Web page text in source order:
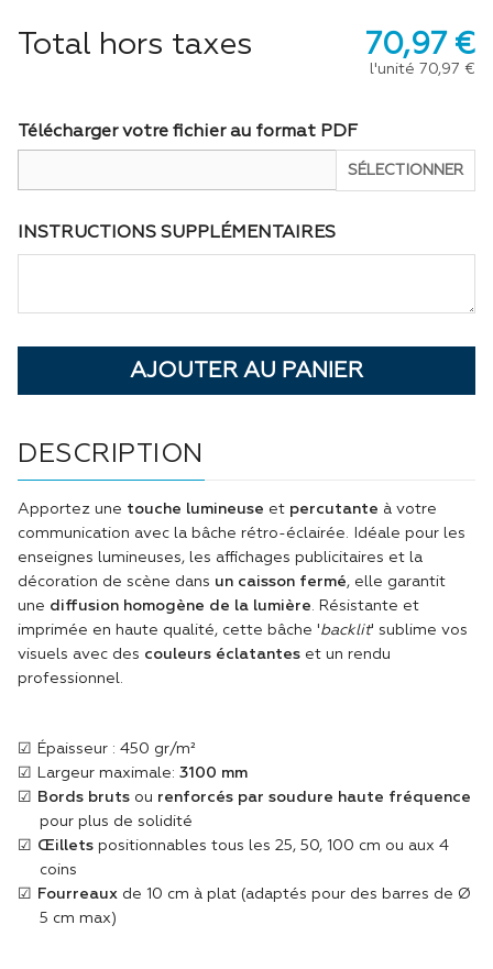
Total hors taxes 70,97 €
l'unité 70,97 €
Télécharger votre fichier au format PDF
SÉLECTIONNER
INSTRUCTIONS SUPPLÉMENTAIRES
DESCRIPTION
Apportez une touche lumineuse et percutante à votre
communication avec la bâche rétro-éclairée. Idéale pour les
enseignes lumineuses, les affichages publicitaires et la
décoration de scène dans un caisson fermé, elle garantit
une diffusion homogène de la lumière. Résistante et
imprimée en haute qualité, cette bâche 'backlit' sublime vos
visuels avec des couleurs éclatantes et un rendu
professionnel.
Épaisseur : 450 gr/m²
Largeur maximale: 3100 mm
Bords bruts ou renforcés par soudure haute fréquence
pour plus de solidité
Œillets positionnables tous les 25, 50, 100 cm ou aux 4
coins
Fourreaux de 10 cm à plat (adaptés pour des barres de Ø
5 cm max)